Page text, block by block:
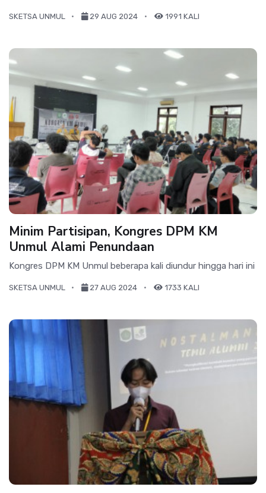
SKETSA UNMUL 29 AUG 2024 1991 KALI
Minim Partisipan, Kongres DPM KM
Unmul Alami Penundaan
Kongres DPM KM Unmul beberapa kali diundur hingga hari ini
SKETSA UNMUL 27 AUG 2024 1733 KALI